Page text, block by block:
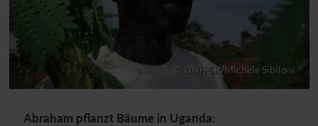
© UNHCR/Michele Sibiloni
Abraham pflanzt Bäume in Uganda: